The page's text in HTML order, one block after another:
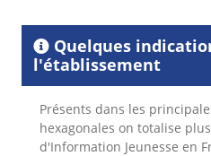
Quelques
l'établissement
Présents dans les
hexagonales on totalise
d'Information Jeunesse en